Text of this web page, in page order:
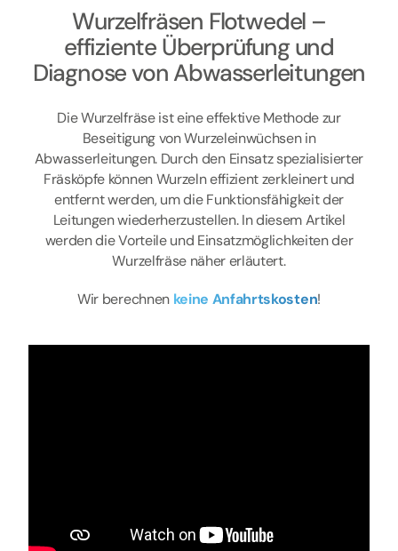
Wurzelfräsen Flotwedel –
effiziente Überprüfung und
Diagnose von Abwasserleitungen
Die Wurzelfräse ist eine effektive Methode zur
Beseitigung von Wurzeleinwüchsen in
Abwasserleitungen. Durch den Einsatz spezialisierter
Fräsköpfe können Wurzeln effizient zerkleinert und
entfernt werden, um die Funktionsfähigkeit der
Leitungen wiederherzustellen. In diesem Artikel
werden die Vorteile und Einsatzmöglichkeiten der
Wurzelfräse näher erläutert.
Wir berechnen keine Anfahrtskosten!